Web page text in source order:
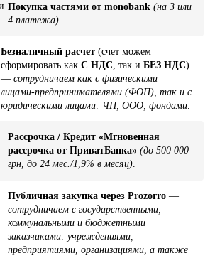
Покупка частями от monobank (на 3 или
4 платежа)
Безналичный расчет (счет можем
сформировать как С НДС , так и БЕЗ НДС)
— сотрудничаем как с физическими
лицами-предпринимателями (ФОП), так и с
юридическими лицами: ЧП, ООО, фондами
Рассрочка / Кредит «Мгновенная
рассрочка от ПриватБанка» (до 500 000
грн, до 24 мес./1,9% в месяц).
Публичная закупка через Prozorro —
сотрудничаем с государственными,
коммунальными и бюджетными
заказчиками: учреждениями,
предприятиями, организациями, а также